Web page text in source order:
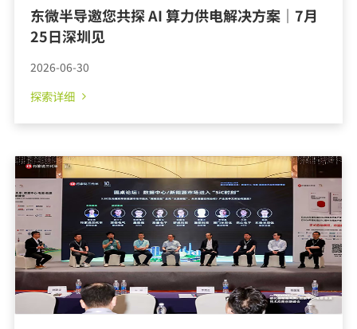
东微半导邀您共探 AI 算力供电解决方案｜7月
25日深圳见
2026-06-30
探索详细